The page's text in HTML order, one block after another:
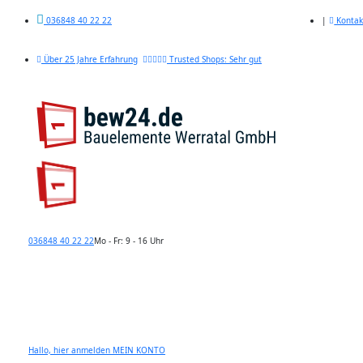
036848 40 22 22 |
Über 25 Jahre Erfahrung Trusted Shops: Sehr gut
036848 40 22 22Mo - Fr: 9 - 16 Uhr
Hallo, hier anmelden MEIN KONTO